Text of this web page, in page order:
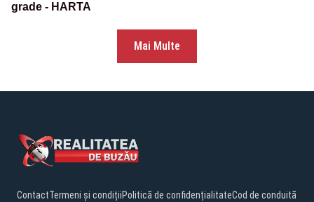
grade - HARTA
Mai Multe
ContactTermeni și condițiiPolitică de confidențialitateCod de conduită